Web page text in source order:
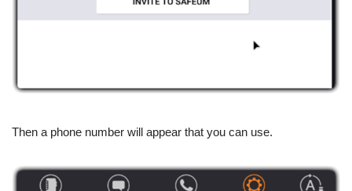
Then a phone number will appear that you can use.